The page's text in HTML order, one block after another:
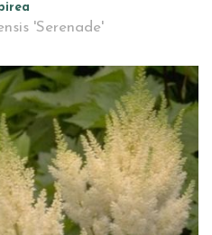
'Serenade'